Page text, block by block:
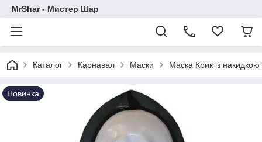
MrShar - Мистер Шар
Каталог Карнавал Маски Маска Крик із
Новинка